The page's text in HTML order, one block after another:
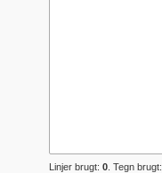
Linjer brugt: 0 . Tegn brugt: